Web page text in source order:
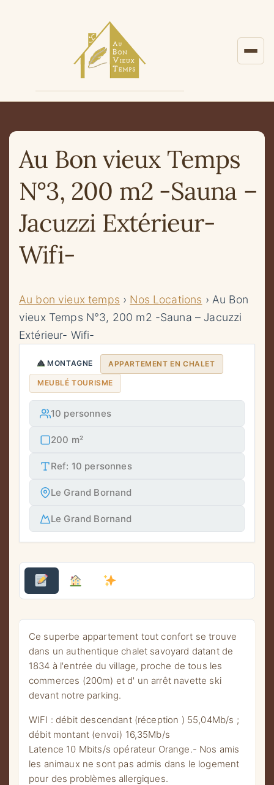
Au Bon vieux Temps
N°3, 200 m2 -Sauna –
Jacuzzi Extérieur-
Wifi-
Au bon vieux temps › Nos Locations › Au Bon
vieux Temps N°3, 200 m2 -Sauna – Jacuzzi
Extérieur- Wifi-
MONTAGNE APPARTEMENT EN CHALET
MEUBLÉ TOURISME
10 personnes
200 m²
Ref: 10 personnes
Le Grand Bornand
Le Grand Bornand
Ce superbe appartement tout confort se trouve
dans un authentique chalet savoyard datant de
1834 à l'entrée du village, proche de tous les
commerces (200m) et d' un arrêt navette ski
devant notre parking.
WIFI : débit descendant (réception ) 55,04Mb/s ;
débit montant (envoi) 16,35Mb/s
Latence 10 Mbits/s opérateur Orange.- Nos amis
les animaux ne sont pas admis dans le logement
pour des problèmes allergiques.